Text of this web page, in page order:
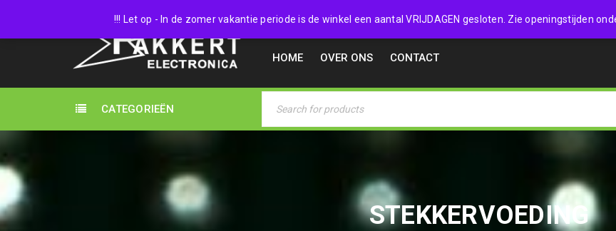
!!! Let op - In de zomer vakantie periode is de winkel een aantal VRIJDAGEN gesloten. Zie openingstijden
038 4532357
HOME OVER ONS CONTACT
CATEGORIEËN
STEKKERVOEDING